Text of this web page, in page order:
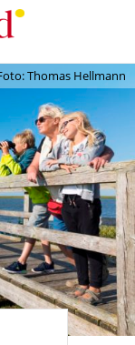
Thomas Hellmann